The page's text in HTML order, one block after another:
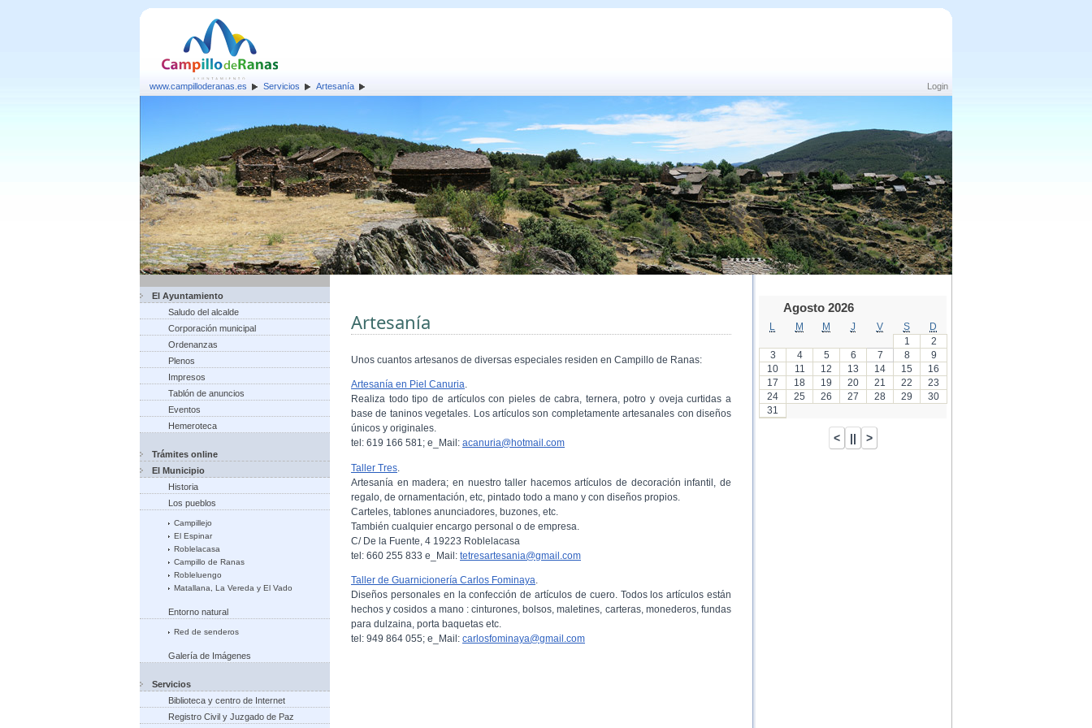
Login
www.campilloderanas.es Servicios Artesanía
El Ayuntamiento
Saludo del alcalde
Corporación municipal
Ordenanzas
Plenos
Impresos
Tablón de anuncios
Eventos
Hemeroteca
Trámites online
El Municipio
Historia
Los pueblos
Campillejo
El Espinar
Roblelacasa
Campillo de Ranas
Robleluengo
Matallana, La Vereda y El Vado
Entorno natural
Red de senderos
Galería de Imágenes
Servicios
Biblioteca y centro de Internet
Registro Civil y Juzgado de Paz
Artesanía
Unos cuantos artesanos de diversas especiales residen en Campillo de Ranas:
Artesanía en Piel Canuria.
Realiza todo tipo de artículos con pieles de cabra, ternera, potro y oveja curtidas a
base de taninos vegetales. Los artículos son completamente artesanales con diseños
únicos y originales.
tel: 619 166 581; e_Mail: acanuria@hotmail.com
Taller Tres
Artesanía en madera; en nuestro taller hacemos artículos de decoración infantil, de
regalo, de ornamentación, etc, pintado todo a mano y con diseños propios.
Carteles, tablones anunciadores, buzones, etc.
También cualquier encargo personal o de empresa.
C/ De la Fuente, 4 19223 Roblelacasa
tel: 660 255 833 e_Mail: tetresartesania@gmail.com
Taller de Guarnicionería Carlos Fominaya
Diseños personales en la confección de artículos de cuero. Todos los artículos están
hechos y cosidos a mano : cinturones, bolsos, maletines, carteras, monederos, fundas
para dulzaina, porta baquetas etc.
tel: 949 864 055; e_Mail: carlosfominaya@gmail.com
Agosto 2026
M M J V S
D
1
2
3
4 5 6 7 8
9
10
11 12 13 14 15
16
17
18 19 20 21 22
23
24
25 26 27 28 29
30
31